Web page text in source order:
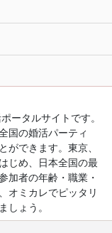
ータルサイトです。
国の婚活パーティ
ができます。東京、
じめ、日本全国の最
加者の年齢・職業・
オミカレでピッタリ
しょう。